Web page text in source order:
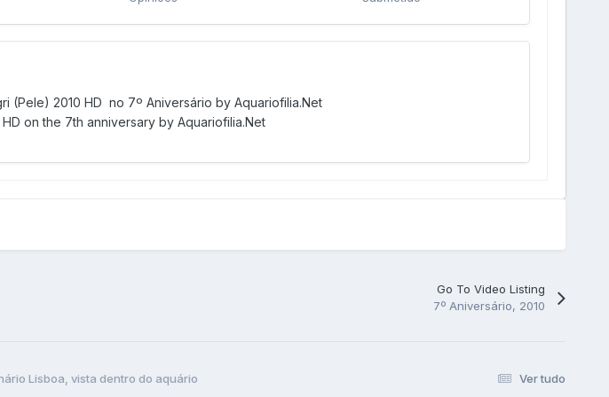
(Pele) 2010 HD no 7º Aniversário by Aquariofilia.Net
on the 7th anniversary by Aquariofilia.Net
Go To Video Listing
7º Aniversário, 2010
Ver tudo
Lisboa, vista dentro do aquário